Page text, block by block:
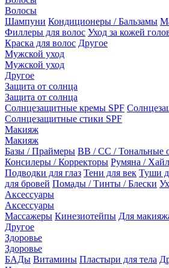
Волосы
Шампуни Кондиционеры / Бальзамы
Филлеры для волос Уход за кожей
Краска для волос Другое
Мужской уход
Мужской уход
Другое
Защита от солнца
Защита от солнца
Солнцезащитные кремы SPF
Солнцезащитные стики SPF
Макияж
Макияж
Базы / Праймеры BB / CC / Тональные
Консилеры / Корректоры Румяна /
Подводки для глаз Тени для век Туши
для бровей Помады / Тинты / Блески
Аксессуары
Аксессуары
Массажеры Кинезиотейпы Для
Другое
Здоровье
Здоровье
БАДы Витамины Пластыри для тела